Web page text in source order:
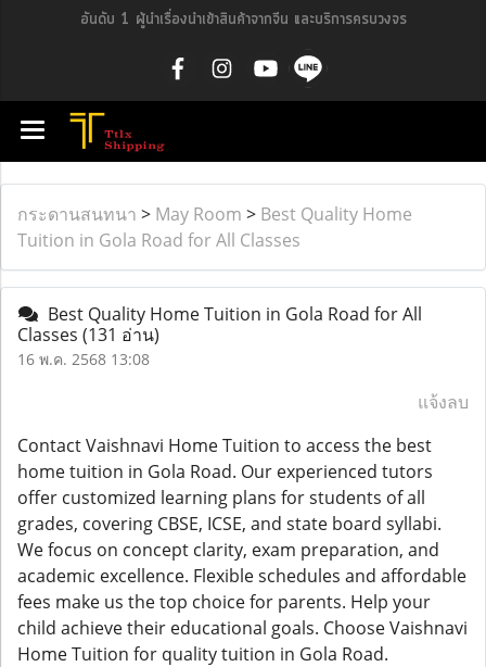
อันดับ 1 ผู้นำเรื่องนำเข้าสินค้าจากจีน และบริการครบวงจร
กระดานสนทนา > May Room > Best Quality Home
Tuition in Gola Road for All Classes
Best Quality Home Tuition in Gola Road for All
Classes (131 อ่าน)
16 พ.ค. 2568 13:08
แจ้งลบ
Contact Vaishnavi Home Tuition to access the best
home tuition in Gola Road. Our experienced tutors
offer customized learning plans for students of all
grades, covering CBSE, ICSE, and state board syllabi.
We focus on concept clarity, exam preparation, and
academic excellence. Flexible schedules and affordable
fees make us the top choice for parents. Help your
child achieve their educational goals. Choose Vaishnavi
Home Tuition for quality tuition in Gola Road.